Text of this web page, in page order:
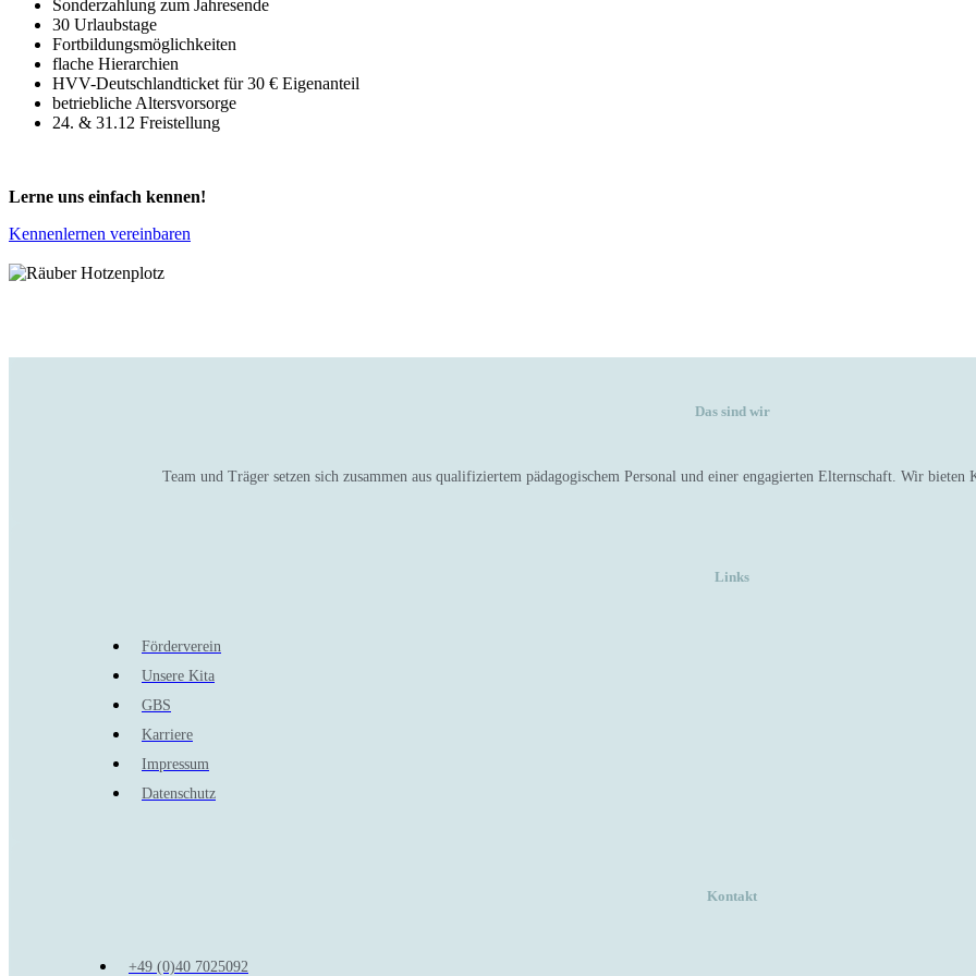
Sonderzahlung zum Jahresende
30 Urlaubstage
Fortbildungsmöglichkeiten
flache Hierarchien
HVV-Deutschlandticket für 30 € Eigenanteil
betriebliche Altersvorsorge
24. & 31.12 Freistellung
Lerne uns einfach kennen!
Kennenlernen vereinbaren
Das sind wir
Team und Träger setzen sich zusammen aus qualifiziertem pädagogischem Personal und einer engagierten Elternschaft. Wir
Links
Förderverein
Unsere Kita
GBS
Karriere
Impressum
Datenschutz
Kontakt
+49 (0)40 7025092